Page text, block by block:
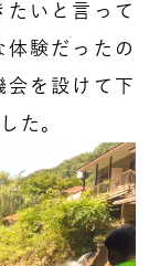
いと言って
体験だったの
会を設けて下
た。